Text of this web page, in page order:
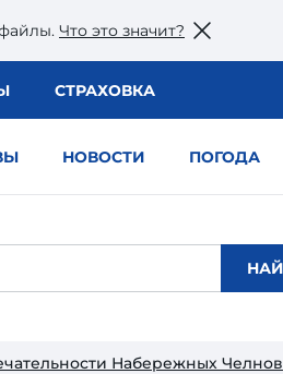
Что это значит?
СТРАХОВКА
НОВОСТИ ПОГОДА
Набережных Челнов